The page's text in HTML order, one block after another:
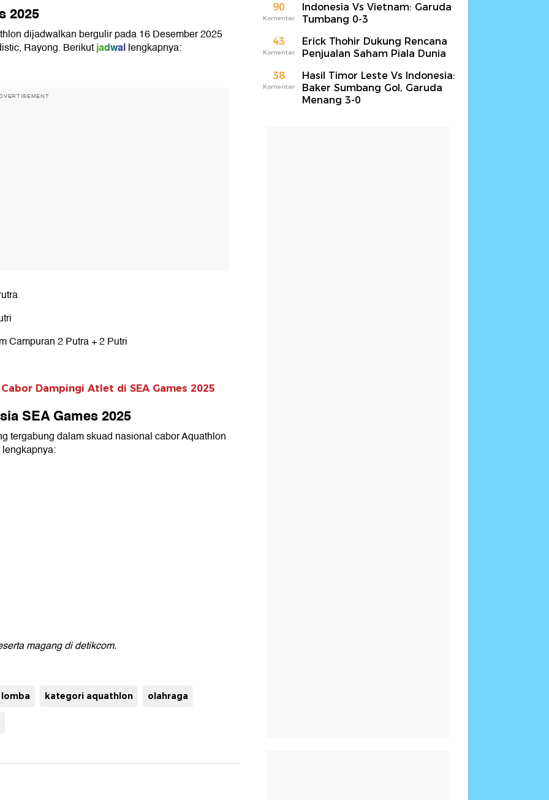
2025
dijadwalkan bergulir pada 16 Desember 2025
Rayong. Berikutjadwallengkapnya:
Campuran 2 Putra + 2 Putri
Dampingi Atlet di SEA Games 2025
SEA Games 2025
tergabung dalam skuad nasional cabor Aquathlon
magang di detikcom.
kategori aquathlon olahraga
90
Komentar
Indonesia Vs Vietnam: Garuda
Tumbang 0-3
43
Komentar
Erick Thohir Dukung Rencana
Penjualan Saham Piala Dunia
38
Komentar
Hasil Timor Leste Vs Indonesia:
Baker Sumbang Gol, Garuda
Menang 3-0